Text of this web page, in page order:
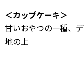
＜カップケーキ＞
甘いおやつの一種、
地の上